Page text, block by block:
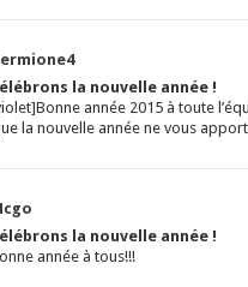
la nouvelle année !
année 2015 à toute
la nouvelle année ne vous
la nouvelle année !
année à tous!!!